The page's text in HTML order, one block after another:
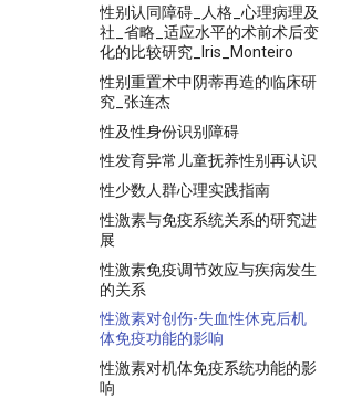
性别认同障碍_人格_心理病理及
社_省略_适应水平的术前术后变
化的比较研究_Iris_Monteiro
性别重置术中阴蒂再造的临床研
究_张连杰
性及性身份识别障碍
性发育异常儿童抚养性别再认识
性少数人群心理实践指南
性激素与免疫系统关系的研究进
展
性激素免疫调节效应与疾病发生
的关系
性激素对创伤-失血性休克后机
体免疫功能的影响
性激素对机体免疫系统功能的影
响